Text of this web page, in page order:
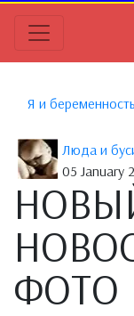
Я и беременность
Люда и
05 January
ФОТО